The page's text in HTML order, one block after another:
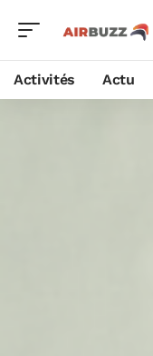
Activités Actu